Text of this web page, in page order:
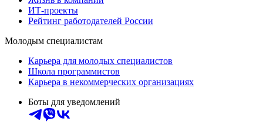
ИТ-проекты
Рейтинг работодателей России
Молодым специалистам
Карьера для молодых специалистов
Школа программистов
Карьера в некоммерческих организациях
Боты для уведомлений